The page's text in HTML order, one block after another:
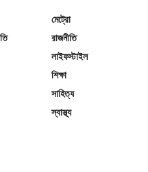
মেট্রো
রাজনীতি
লাইফস্টাইল
শিক্ষা
সাহিত্য
স্বাস্থ্য